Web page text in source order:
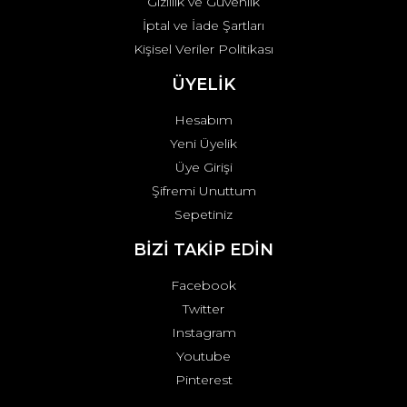
İptal ve İade Şartları
Kişisel Veriler Politikası
ÜYELİK
Hesabım
Yeni Üyelik
Üye Girişi
Şifremi Unuttum
Sepetiniz
BİZİ TAKİP EDİN
Facebook
Twitter
Instagram
Youtube
Pinterest